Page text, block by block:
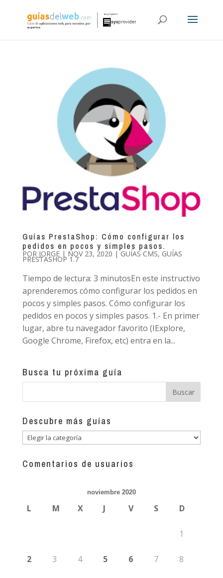
Guías PrestaShop: Cómo configurar los
pedidos en pocos y simples pasos.
POR JORGE| NOV 23, 2020 |GUÍAS CMS, GUÍAS
PRESTASHOP 1.7
Tiempo de lectura: 3 minutosEn este instructivo
aprenderemos cómo configurar los pedidos en
pocos y simples pasos. Cómo configurar los
pedidos en pocos y simples pasos. 1.- En primer
lugar, abre tu navegador favorito (IExplore,
Google Chrome, Firefox, etc) entra en la...
Busca tu próxima guía
Descubre más guías
Descubre
guías
Comentarios de usuarios
noviembre 2020
L M X J V S D
1
2 3 4 5 6 7 8